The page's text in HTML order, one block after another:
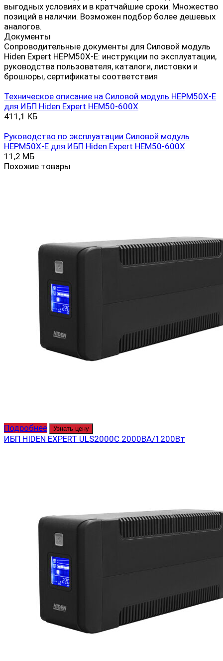
выгодных условиях и в кратчайшие сроки. Множество
позиций в наличии. Возможен подбор более дешевых
аналогов.
Документы
Сопроводительные документы для Силовой модуль
Hiden Expert HEPM50X-E: инструкции по эксплуатации,
руководства пользователя, каталоги, листовки и
брошюры, сертификаты соответствия
Техническое описание на Силовой модуль HEPM50X-E
для ИБП Hiden Expert HEM50-600X
411,1 КБ
Руководство по эксплуатации Силовой модуль
HEPM50X-E для ИБП Hiden Expert HEM50-600X
11,2 МБ
Похожие товары
Подробнее Узнать цену
ИБП HIDEN EXPERT ULS2000C 2000ВА/1200Вт